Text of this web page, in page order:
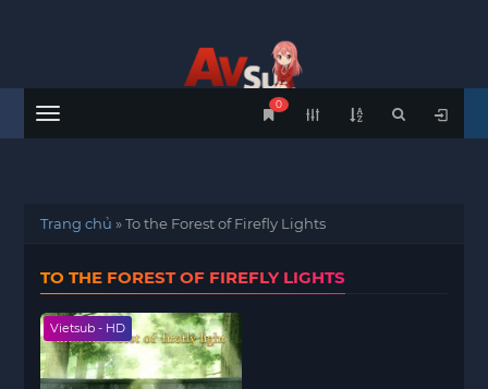
Menu
0
Trang chủ »To the Forest of Firefly Lights
TO THE FOREST OF FIREFLY LIGHTS
Vietsub - HD